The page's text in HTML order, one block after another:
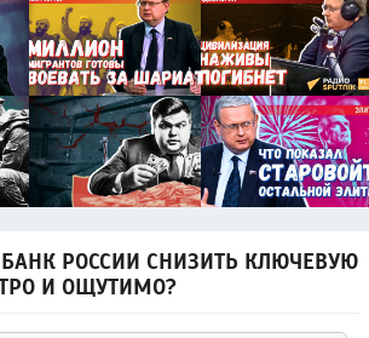
РОССИИ СНИЗИТЬ КЛЮЧЕВУЮ
И ОЩУТИМО?